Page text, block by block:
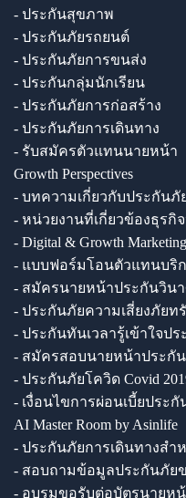
- ประกันสุขภาพ
- ประกันภัยรถยนต์
- ประกันภัยการขนส่ง
- ประกันกลุ่มนักเรียน
- ประกันภัยการก่อสร้าง
- ประกันภัยการเดินทาง
- รับสมัครตัวแทนนายหน้า
Growth Perspectives
- บทความเกี่ยวกับประกันภั
- หน่วยงานที่เกี่ยวข้องธุรกิ
- Digital & Growth Marketing
- แบบฟอร์มโอนตัวแทนบริ
- สมัครนายหน้าประกันวิน
- ประกันภัยความเสี่ยงภัยท
- ประกันทันเวลารู้เข้าใจป
- สมัครสอบนายหน้าประกั
- ประกันภัยโควิด Covid
- เงื่อนไขการผ่อนเบี้ยประกั
AI Master Room by Asinlife
- ประกันภัยการเดินทางสำ
- สอบถามข้อมูลประกันภัย
- อบรมขอรับต่อบัตรนายห